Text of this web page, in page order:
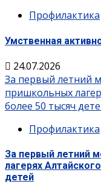
Профилактика
Умственная
24.07.2026
За первый летний
пришкольных
более 50 тысяч
Профилактика
За первый летний
лагерях
детей